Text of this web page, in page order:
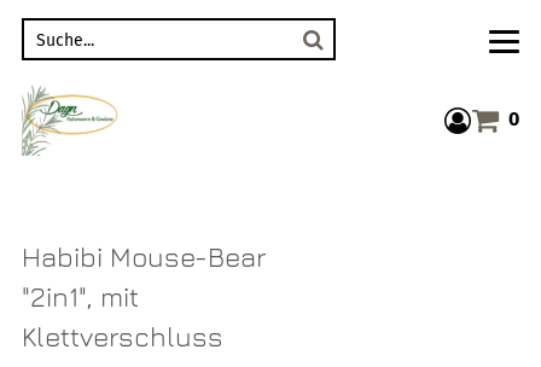
0
Habibi Mouse-Bear
"2in1", mit
Klettverschluss